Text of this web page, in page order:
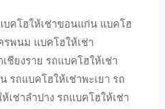
บคโฮให้เช่าขอนแก่น แบคโฮ
รพนม แบคโฮให้เช่า
ชียงราย รถแบคโฮให้เช่า
รถแบคโฮให้เช่าพะเยา รถ
เช่าลำปาง รถแบคโฮให้เช่า